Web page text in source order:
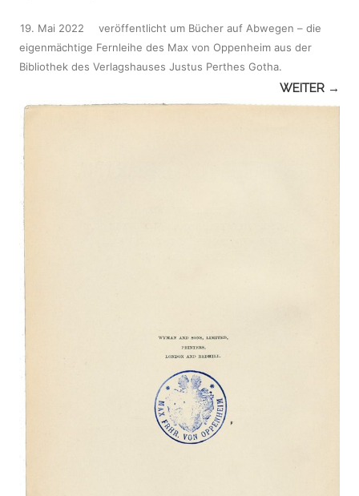
veröffentlicht
19. Mai 2022 um Bücher auf Abwegen – die
eigenmächtige Fernleihe des Max von Oppenheim aus der
Bibliothek des Verlagshauses Justus Perthes Gotha.
WEITER →